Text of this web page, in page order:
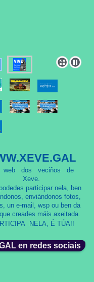
dos veciños de
Xeve.
podedes participar nela, ben
enviándonos fotos,
une-mail, wsp ou ben da
creades máis axeitada.
NELA, É TÚA!!
en redes sociais